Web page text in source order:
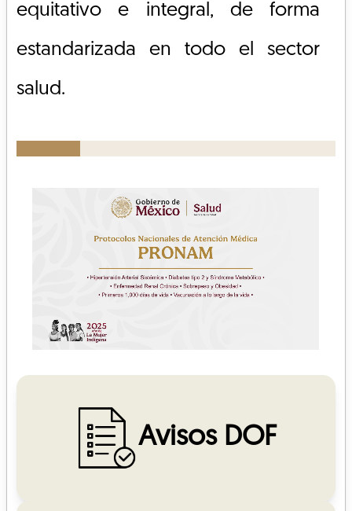
equitativo e integral, de forma
estandarizada en todo el sector
salud.
Avisos DOF